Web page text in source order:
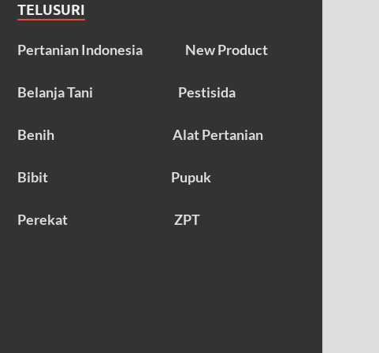
TELUSURI
Pertanian Indonesia New Product
Belanja Tani Pestisida
Benih Alat Pertanian
Bibit Pupuk
Perekat ZPT